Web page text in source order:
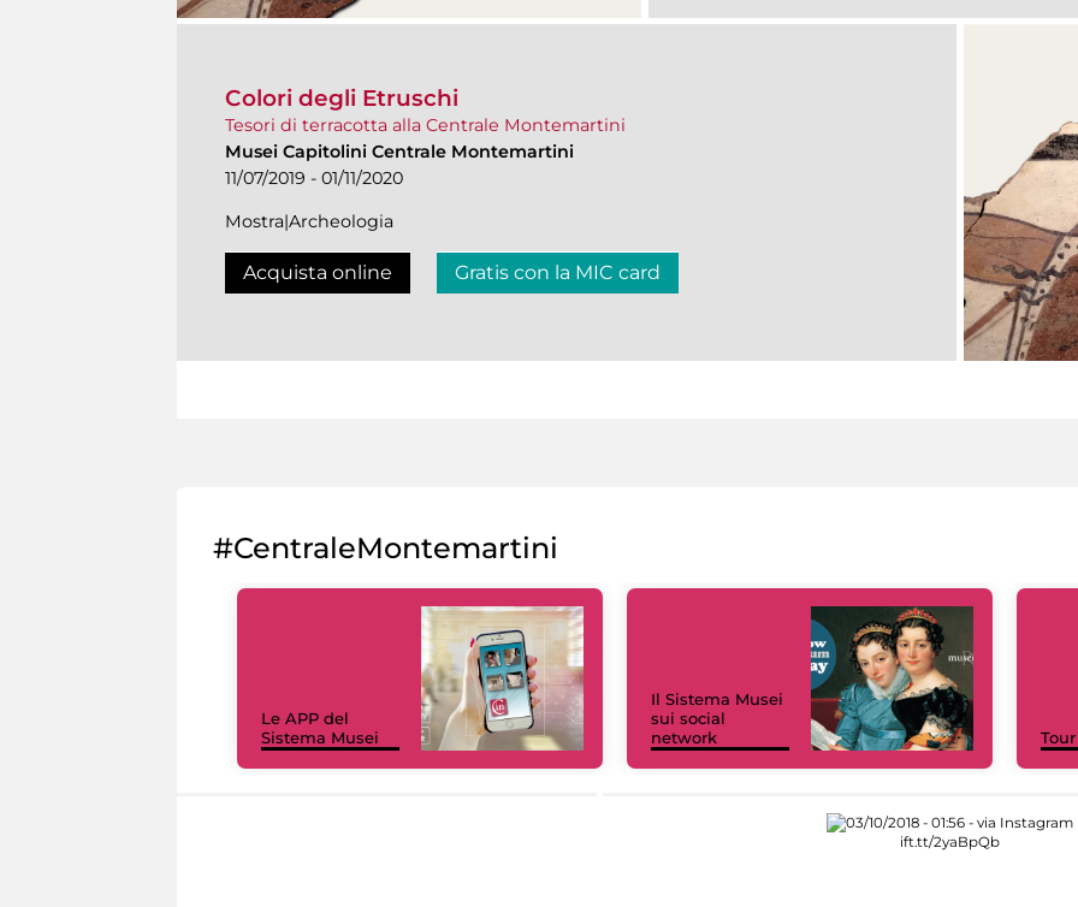
Colori degli Etruschi
Tesori di terracotta alla Centrale Montemartini
Musei Capitolini Centrale Montemartini
11/07/2019 - 01/11/2020
Mostra|Archeologia
Acquista online Gratis con la MIC card
#CentraleMontemartini
Le APP del
Sistema Musei
Il Sistema Musei
sui social
network